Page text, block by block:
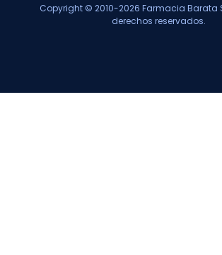
Copyright © 2010-2026 Farmacia Barata
derechos reservados.